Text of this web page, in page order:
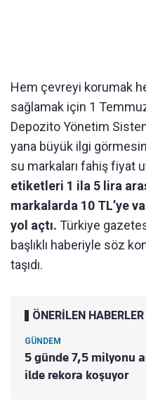
Hem çevreyi korumak
sağlamak için 1
Depozito Yönetim
yana büyük ilgi
su markaları fahiş fiyat
etiketleri 1 ila 5 lira
markalarda 10 TL’ye
yol açtı. Türkiye
başlıklı haberiyle söz
taşıdı.
ÖNERİLEN HABERLER
GÜNDEM
5 günde 7,5 milyonu
ilde rekora koşuyor